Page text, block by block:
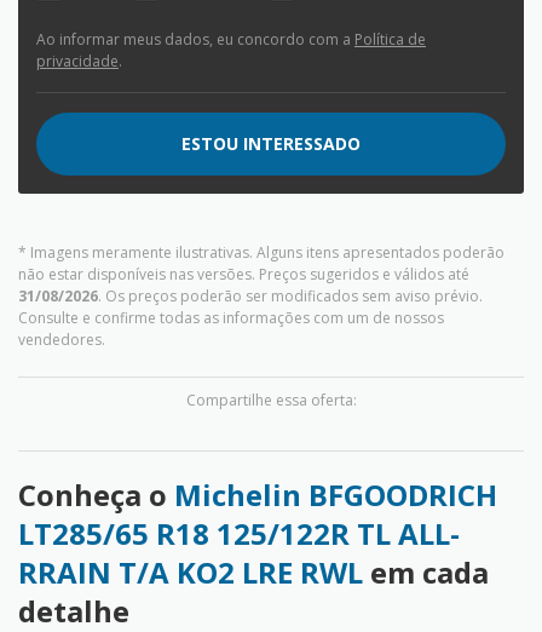
* Imagens meramente ilustrativas. Alguns itens apresentados poderão
não estar disponíveis nas versões. Preços sugeridos e válidos até
31/08/2026. Os preços poderão ser modificados sem aviso prévio.
Consulte e confirme todas as informações com um de nossos
vendedores.
Compartilhe essa oferta:
Ao informar meus dados, eu concordo com a Política de
privacidade.
ESTOU INTERESSADO
Conheça o Michelin BFGOODRICH
LT285/65 R18 125/122R TL ALL-
RRAIN T/A KO2 LRE RWL em cada
detalhe